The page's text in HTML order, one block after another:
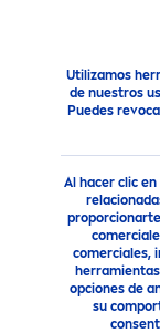
Utilizamos
de nuestros
Puedes
Al hacer clic
comerciales,
opciones de
su
Productos